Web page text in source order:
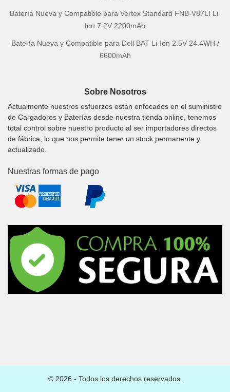
Batería Nueva y Compatible para Vertex Standard FNB-V87LI Li-
Ion 7.2V 2200mAh
Batería Nueva y Compatible para Dell BAT Li-Ion 2.5V 24.4WH /
6600mAh
Sobre Nosotros
Actualmente nuestros esfuerzos están enfocados en el suministro
de Cargadores y Baterías desde nuestra tienda online, tenemos
total control sobre nuestro producto al ser importadores directos
de fábrica, lo que nos permite tener un stock permanente y
actualizado.
Nuestras formas de pago
© 2026 - Todos los derechos reservados.